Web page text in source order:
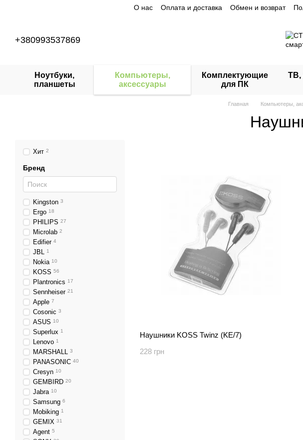
О нас Оплата и доставка Обмен и возврат
+380993537869
Ноутбуки,
планшеты
Компьютеры,
аксессуары
Комплектующие
для ПК
ТВ,
Главная Компьютеры,
Наушники KOSS Twinz (KE/7)
228 грн
Хит 2
Бренд
Kingston 3
Ergo 18
PHILIPS 27
Microlab 2
Edifier 4
JBL 1
Nokia 10
KOSS 56
Plantronics 17
Sennheiser 21
Apple 7
Cosonic 3
ASUS 10
Superlux 1
Lenovo 1
MARSHALL 3
PANASONIC 40
Cresyn 10
GEMBIRD 20
Jabra 10
Samsung 6
Mobiking 1
GEMIX 31
Agent 5